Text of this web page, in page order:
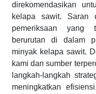
direkomendasikan
kelapa sawit. Saran
pemeriksaan yang
berurutan di dalam
minyak kelapa sawit.
kami dan sumber
langkah-langkah
meningkatkan